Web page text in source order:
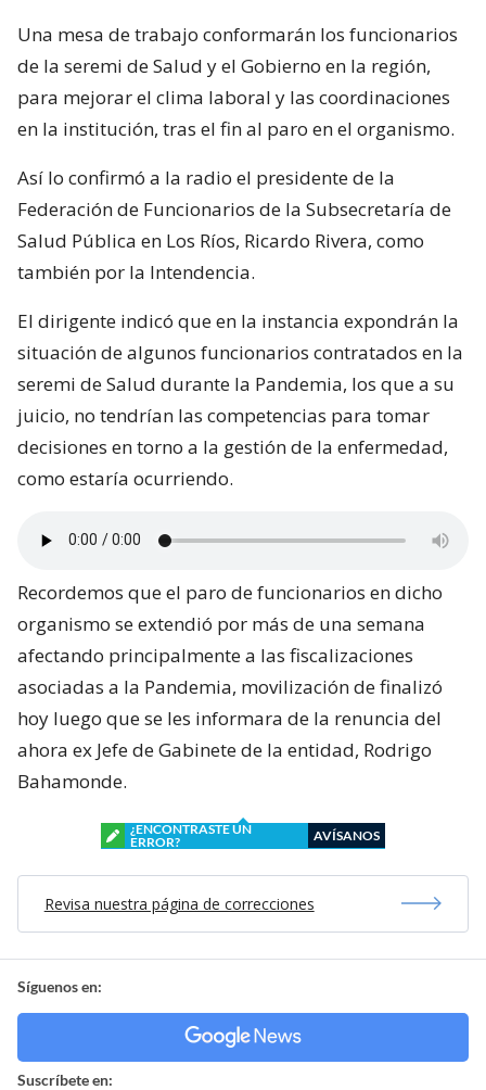
Una mesa de trabajo conformarán los funcionarios
de la seremi de Salud y el Gobierno en la región,
para mejorar el clima laboral y las coordinaciones
en la institución, tras el fin al paro en el organismo.
Así lo confirmó a la radio el presidente de la
Federación de Funcionarios de la Subsecretaría de
Salud Pública en Los Ríos, Ricardo Rivera, como
también por la Intendencia.
El dirigente indicó que en la instancia expondrán la
situación de algunos funcionarios contratados en la
seremi de Salud durante la Pandemia, los que a su
juicio, no tendrían las competencias para tomar
decisiones en torno a la gestión de la enfermedad,
como estaría ocurriendo.
Recordemos que el paro de funcionarios en dicho
organismo se extendió por más de una semana
afectando principalmente a las fiscalizaciones
asociadas a la Pandemia, movilización de finalizó
hoy luego que se les informara de la renuncia del
ahora ex Jefe de Gabinete de la entidad, Rodrigo
Bahamonde.
¿ENCONTRASTE UN
ERROR?
AVÍSANOS
Revisa nuestra página de correcciones
Síguenos en:
Suscríbete en: